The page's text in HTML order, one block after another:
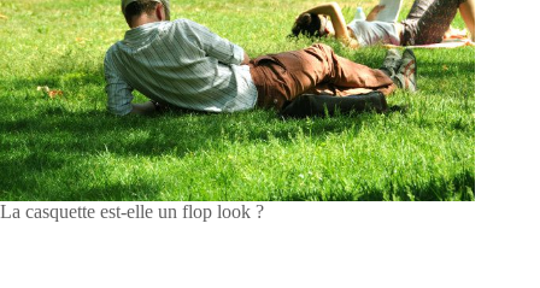
La casquette est-elle un flop look ?